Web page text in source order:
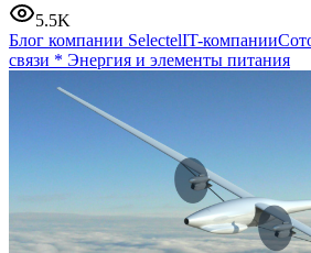
5.5K
Блог компании SelectelIT-компании
связи * Энергия и элементы питания